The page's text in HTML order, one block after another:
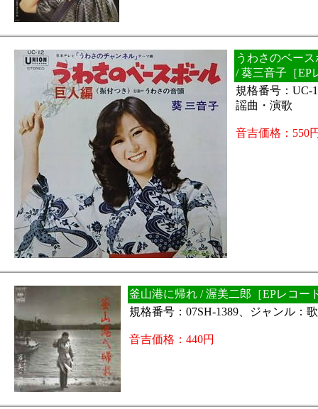
うわさのベー
/ 葵三音子［EP
規格番号：UC-
謡曲・演歌
音吉価格：550
釜山港に帰れ / 渥美二郎［EPレコー
規格番号：07SH-1389、ジャンル：
音吉価格：440円